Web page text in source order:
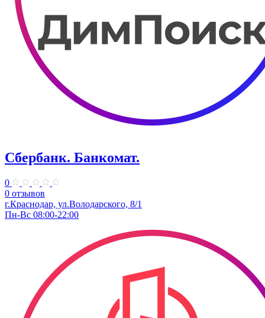
Сбербанк. Банкомат.
0
0 отзывов
​г.Краснодар, ул.​Володарского, 8/1
Пн-Вс 08:00-22:00